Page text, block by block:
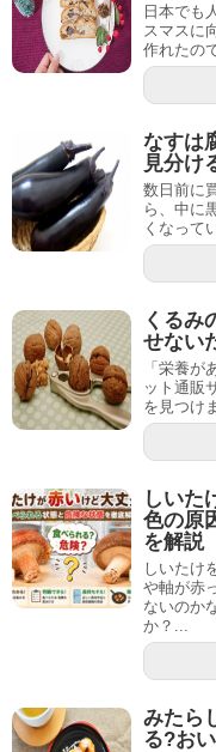
日本でも
スマスに
作れたの
なすは
見分け
数日前に
ら、中に
くなって
くるみ
せない
「栄養が
ット通販
を見つけ
しいた
色の原
を解説
しいたけ
や軸が赤
ないのか
か？...
みたら
る?お